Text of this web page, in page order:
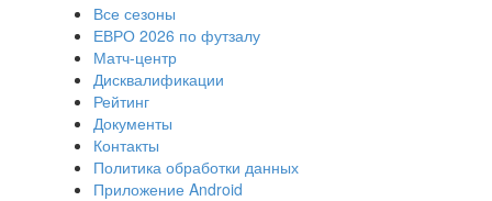
Все сезоны
ЕВРО 2026 по футзалу
Матч-центр
Дисквалификации
Рейтинг
Документы
Контакты
Политика обработки данных
Приложение Android